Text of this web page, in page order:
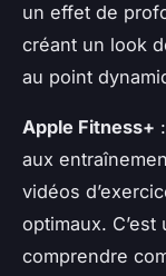
un effet de
créant un look
au point
Apple Fitness+
aux
vidéos
optimaux.
comprendre